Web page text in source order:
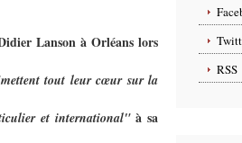
Lanson à Orléans lors
tout leur cœur sur la
et international"à sa
RSS